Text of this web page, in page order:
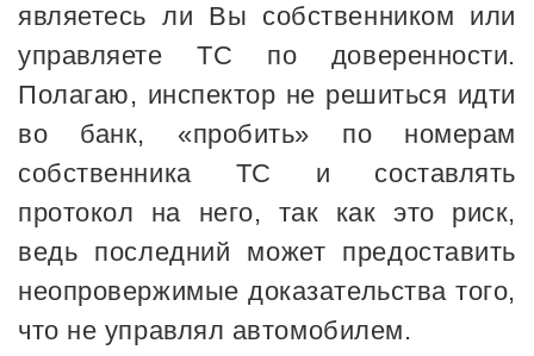
являетесь ли Вы собственником или
управляете ТС по доверенности.
Полагаю, инспектор не решиться идти
во банк, «пробить» по номерам
собственника ТС и составлять
протокол на него, так как это риск,
ведь последний может предоставить
неопровержимые доказательства того,
что не управлял автомобилем.